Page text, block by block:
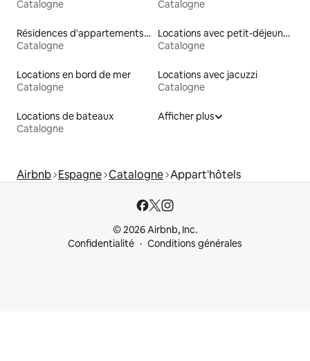
Catalogne Catalogne
Résidences d'appartements en location
Catalogne
Locations avec petit-déjeuner
Catalogne
Locations en bord de mer
Catalogne
Locations avec jacuzzi
Catalogne
Locations de bateaux
Catalogne
Afficher plus
Airbnb Espagne Catalogne Appart'hôtels
© 2026 Airbnb, Inc.
Confidentialité
Conditions générales